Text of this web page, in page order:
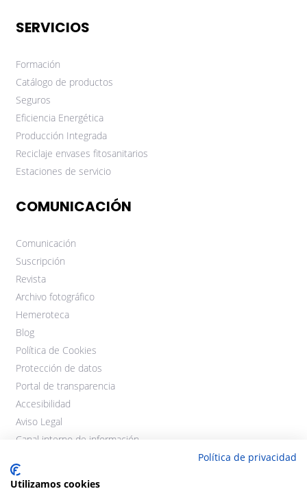
SERVICIOS
Formación
Catálogo de productos
Seguros
Eficiencia Energética
Producción Integrada
Reciclaje envases fitosanitarios
Estaciones de servicio
COMUNICACIÓN
Comunicación
Suscripción
Revista
Archivo fotográfico
Hemeroteca
Blog
Política de Cookies
Protección de datos
Portal de transparencia
Accesibilidad
Aviso Legal
Canal interno de información
Política de privacidad
Utilizamos cookies